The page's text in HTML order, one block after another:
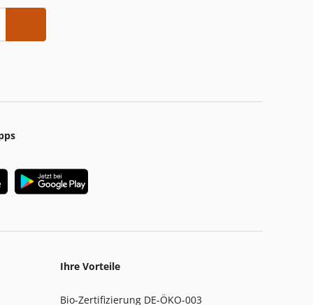
Ihre Vorteile
Bio-Zertifizierung DE-ÖKO-003